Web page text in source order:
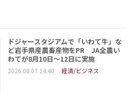
ドジャースタジアムで「いわて牛」な
ど岩手県産農畜産物をPR JA全農い
わてが8月10日～12日に実施
2026.08.07 14:40 経済/ビジネス